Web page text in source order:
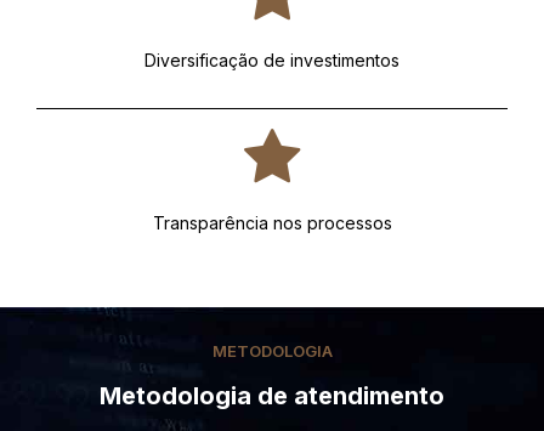
Diversificação de investimentos
Transparência nos processos
METODOLOGIA
Metodologia de atendimento